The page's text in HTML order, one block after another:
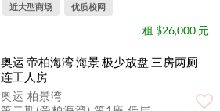
近大型商场 优质校网
租 $26,000 元
奥运 帝柏海湾 海景 极少放盘 三房两厕
连工人房
奥运 柏景湾